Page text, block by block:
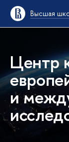
Высшая
Центр
и